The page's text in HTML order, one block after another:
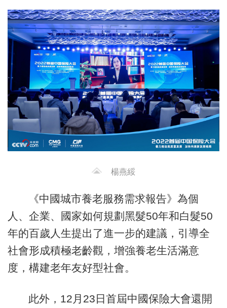
楊燕綏
《中國城市養老服務需求報告》為個
人、企業、國家如何規劃黑髮50年和白髮50
年的百歲人生提出了進一步的建議，引導全
社會形成積極老齡觀，增強養老生活滿意
度，構建老年友好型社會。
此外，12月23日首屆中國保險大會還開